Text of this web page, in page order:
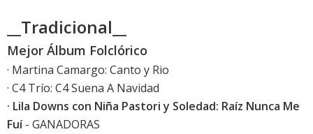
__Tradicional__
Mejor Álbum Folclórico
· Martina Camargo: Canto y Rio
· C4 Trío: C4 Suena A Navidad
· Lila Downs con Niña Pastori y Soledad: Raíz Nunca Me
Fuí- GANADORAS